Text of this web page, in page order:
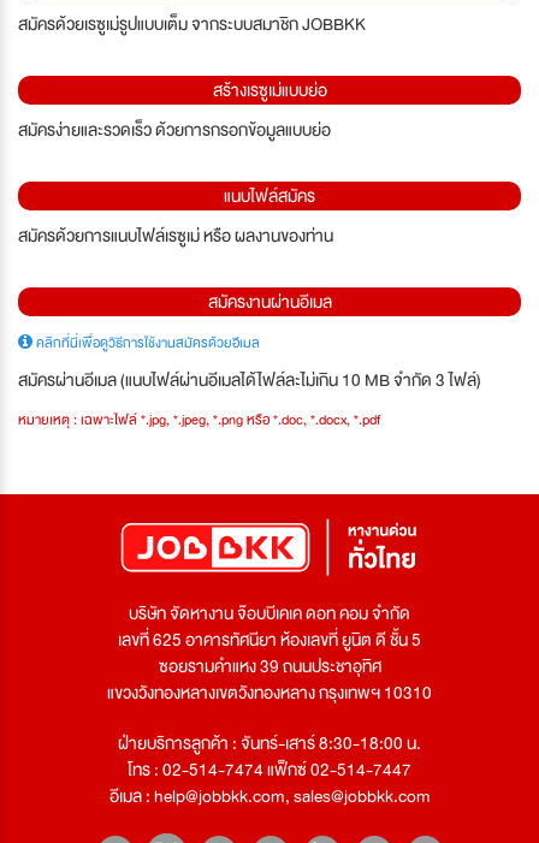
สมัครด้วยเรซูเม่รูปแบบเต็ม จากระบบสมาชิก JOBBKK
สร้างเรซูเม่แบบย่อ
สมัครง่ายและรวดเร็ว ด้วยการกรอกข้อมูลแบบย่อ
แนบไฟล์สมัคร
สมัครด้วยการแนบไฟล์เรซูเม่ หรือ ผลงานของท่าน
สมัครงานผ่านอีเมล
คลิกที่นี่เพื่อดูวิธีการใช้งานสมัครด้วยอีเมล
สมัครผ่านอีเมล (แนบไฟล์ผ่านอีเมลได้ไฟล์ละไม่เกิน 10 MB จำกัด 3 ไฟล์)
หมายเหตุ : เฉพาะไฟล์ *.jpg, *.jpeg, *.png หรือ *.doc, *.docx, *.pdf
บริษัท จัดหางาน จ๊อบบีเคเค ดอท คอม จำกัด
เลขที่ 625 อาคารทัศนียา ห้องเลขที่ ยูนิต ดี ชั้น 5
ซอยรามคำแหง 39 ถนนประชาอุทิศ
แขวงวังทองหลางเขตวังทองหลาง กรุงเทพฯ 10310
ฝ่ายบริการลูกค้า : จันทร์-เสาร์ 8:30-18:00 น.
โทร : 02-514-7474 แฟ็กซ์ 02-514-7447
อีเมล :help@jobbkk.com,sales@jobbkk.com